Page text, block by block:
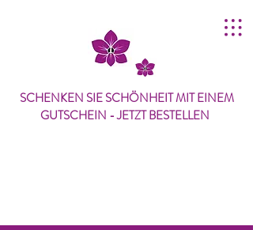
SCHENKEN SIE SCHÖNHEIT MITEINEM
GUTSCHEIN - JETZT BESTELLEN